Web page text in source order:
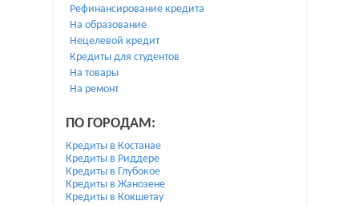
Рефинансирование кредита
На образование
Нецелевой кредит
Кредиты для студентов
На товары
На ремонт
ПО ГОРОДАМ:
Кредиты в Костанае
Кредиты в Риддере
Кредиты в Глубокое
Кредиты в Жанозене
Кредиты в Кокшетау